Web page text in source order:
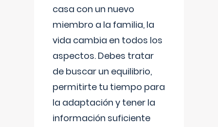
casa con un nuevo
miembro a la familia, la
vida cambia en todos los
aspectos. Debes tratar
de buscar un equilibrio,
permitirte tu tiempo para
la adaptación y tener la
información suficiente